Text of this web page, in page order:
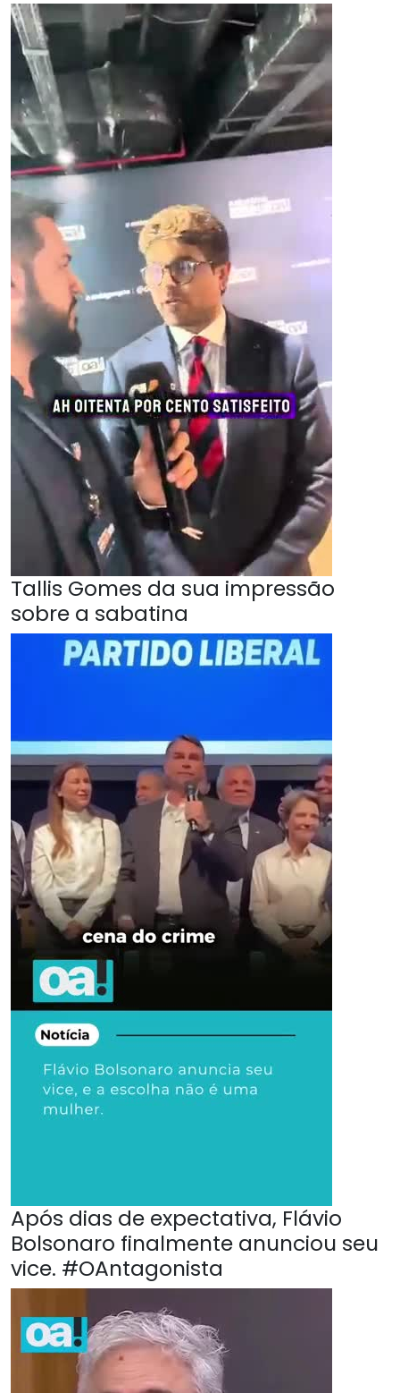
Tallis Gomes da sua impressão
sobre a sabatina
Após dias de expectativa, Flávio
Bolsonaro finalmente anunciou seu
vice. #OAntagonista